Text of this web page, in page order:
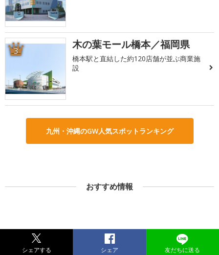
3 木の葉モール橋本／福岡県
橋本駅と直結した約120店舗が並ぶ商業施
設
九州・沖縄のGW人気スポットランキング
おすすめ情報
シェアする シェア 友だちに送る